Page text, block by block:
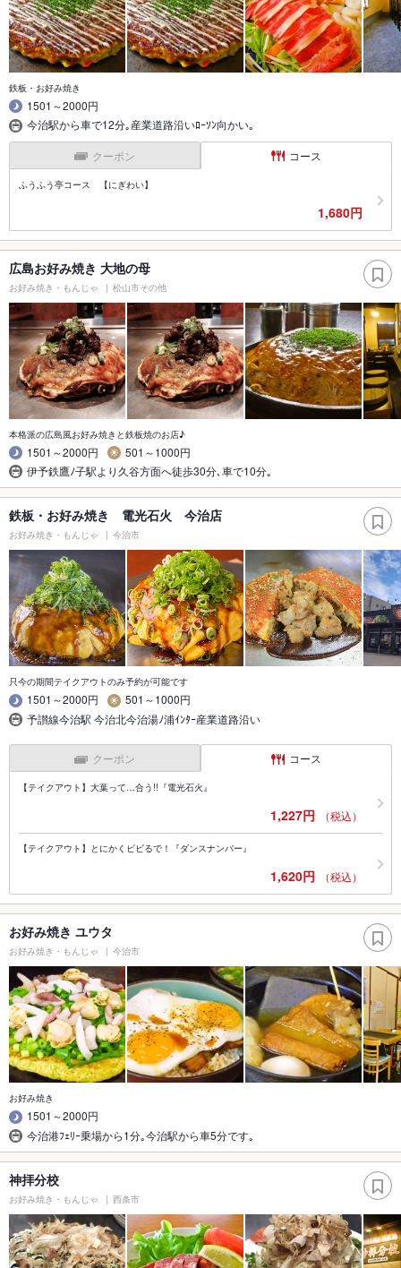
鉄板・お好み焼き
1501～2000円
今治駅から車で12分｡産業道路沿いﾛｰｿﾝ向かい｡
クーポン コース
ふうふう亭コース 【にぎわい】
1,680円
広島お好み焼き 大地の母
お好み焼き・もんじゃ 松山市その他
本格派の広島風お好み焼きと鉄板焼のお店♪
1501～2000円
501～1000円
伊予鉄鷹ﾉ子駅より久谷方面へ徒歩30分､車で10分｡
鉄板・お好み焼き 電光石火 今治店
お好み焼き・もんじゃ 今治市
只今の期間テイクアウトのみ予約が可能です
1501～2000円
501～1000円
予讃線今治駅 今治北今治湯ﾉ浦ｲﾝﾀｰ産業道路沿い
クーポン コース
【テイクアウト】大葉って…合う!!『電光石火』
1,227円 （税込）
【テイクアウト】とにかくビビるで！『ダンスナンバー』
1,620円 （税込）
お好み焼き ユウタ
お好み焼き・もんじゃ 今治市
お好み焼き
1501～2000円
今治港ﾌｪﾘｰ乗場から1分｡今治駅から車5分です｡
神拝分校
お好み焼き・もんじゃ 西条市